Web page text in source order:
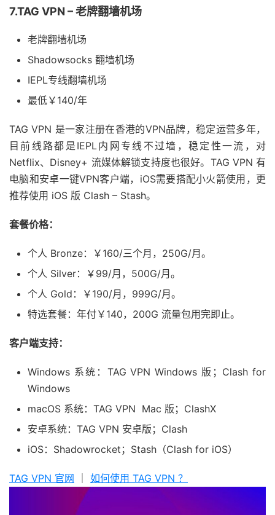
7.TAG VPN – 老牌翻墙机场
老牌翻墙机场
Shadowsocks 翻墙机场
IEPL专线翻墙机场
最低￥140/年
TAG VPN 是一家注册在香港的VPN品牌，稳定运营多年，
目前线路都是IEPL内网专线不过墙，稳定性一流，对
Netflix、Disney+ 流媒体解锁支持度也很好。TAG VPN 有
电脑和安卓一键VPN客户端，iOS需要搭配小火箭使用，更
推荐使用 iOS 版 Clash – Stash。
套餐价格：
个人 Bronze：￥160/三个月，250G/月。
个人 Silver：￥99/月，500G/月。
个人 Gold：￥190/月，999G/月。
特选套餐：年付￥140，200G 流量包用完即止。
客户端支持：
Windows 系统：TAG VPN Windows 版；Clash for
Windows
macOS 系统：TAG VPN Mac 版；ClashX
安卓系统：TAG VPN 安卓版；Clash
iOS：Shadowrocket；Stash（Clash for iOS）
TAG VPN 官网 如何使用 TAG VPN ？